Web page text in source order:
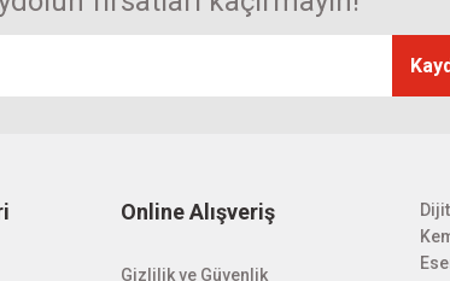
Gönder
Slim Adaptör
Online Alışveriş
Gizlilik ve Güvenlik